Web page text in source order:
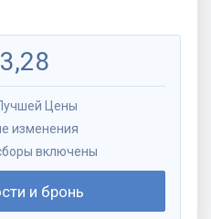
Цены
изменения
включены
и бронь